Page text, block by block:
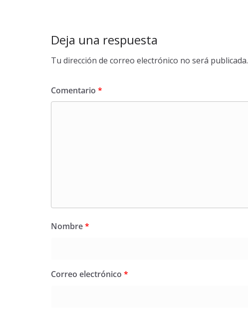
Deja una respuesta
Tu dirección de correo electrónico no será publicada.
Comentario *
Nombre*
Correo electrónico *